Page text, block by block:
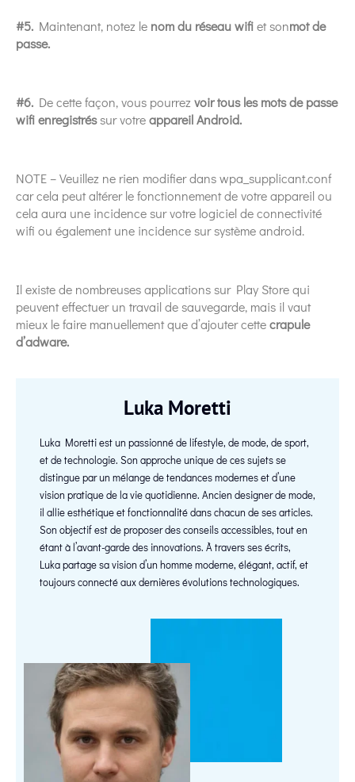
#5. Maintenant, notez le nom du réseau wifiet sonmot de
passe.
#6. De cette façon, vous pourrez voir tous les mots de passe
wifi enregistréssur votreappareil Android.
NOTE – Veuillez ne rien modifier dans wpa_supplicant.conf
car cela peut altérer le fonctionnement de votre appareil ou
cela aura une incidence sur votre logiciel de connectivité
wifi ou également une incidence sur système android.
Il existe de nombreuses applications sur Play Store qui
peuvent effectuer un travail de sauvegarde, mais il vaut
mieux le faire manuellement que d’ajouter cettecrapule
d’adware.
Luka Moretti
Luka Moretti est un passionné de lifestyle, de mode, de sport,
et de technologie. Son approche unique de ces sujets se
distingue par un mélange de tendances modernes et d’une
vision pratique de la vie quotidienne. Ancien designer de mode,
il allie esthétique et fonctionnalité dans chacun de ses articles.
Son objectif est de proposer des conseils accessibles, tout en
étant à l’avant-garde des innovations. À travers ses écrits,
Luka partage sa vision d’un homme moderne, élégant, actif, et
toujours connecté aux dernières évolutions technologiques.